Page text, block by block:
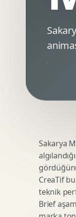
Minimal Logo Tasarimi
Amblem Tasarimi
Logo Revizyonu
Tipografik Logo Tasarimi
Startup Logo Tasarimi
SEO Denetimi
E Ticaret SEO
Sakarya
CreaTif
teknik
Brief